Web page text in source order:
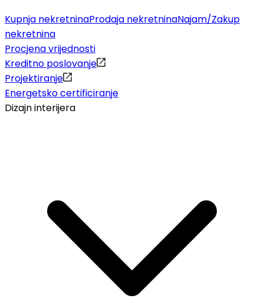
Kupnja nekretninaProdaja nekretninaNajam/Zakup
nekretnina
Procjena vrijednosti
Kreditno poslovanje
Projektiranje
Energetsko certificiranje
Dizajn interijera